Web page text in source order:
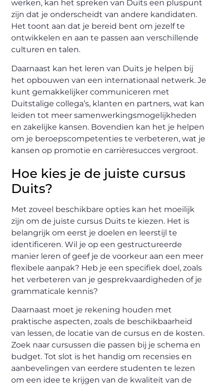
werken, kan het spreken van Duits een pluspunt
zijn dat je onderscheidt van andere kandidaten.
Het toont aan dat je bereid bent om jezelf te
ontwikkelen en aan te passen aan verschillende
culturen en talen.
Daarnaast kan het leren van Duits je helpen bij
het opbouwen van een internationaal netwerk. Je
kunt gemakkelijker communiceren met
Duitstalige collega’s, klanten en partners, wat kan
leiden tot meer samenwerkingsmogelijkheden
en zakelijke kansen. Bovendien kan het je helpen
om je beroepscompetenties te verbeteren, wat je
kansen op promotie en carrièresucces vergroot.
Hoe kies je de juiste cursus
Duits?
Met zoveel beschikbare opties kan het moeilijk
zijn om de juiste cursus Duits te kiezen. Het is
belangrijk om eerst je doelen en leerstijl te
identificeren. Wil je op een gestructureerde
manier leren of geef je de voorkeur aan een meer
flexibele aanpak? Heb je een specifiek doel, zoals
het verbeteren van je gesprekvaardigheden of je
grammaticale kennis?
Daarnaast moet je rekening houden met
praktische aspecten, zoals de beschikbaarheid
van lessen, de locatie van de cursus en de kosten.
Zoek naar cursussen die passen bij je schema en
budget. Tot slot is het handig om recensies en
aanbevelingen van eerdere studenten te lezen
om een idee te krijgen van de kwaliteit van de